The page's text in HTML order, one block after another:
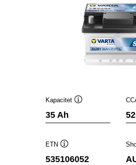
Kapacitet
35 Ah
ETN
535106052